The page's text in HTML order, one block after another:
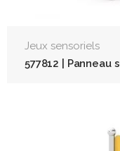
Jeux sensoriels
577812 | Panneau